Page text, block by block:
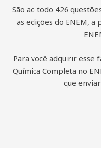
São ao todo 426
as edições do ENEM, a
Para você adquirir esse
Química Completa no
que